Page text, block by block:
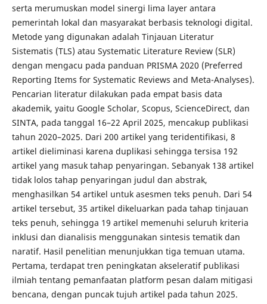
serta merumuskan model sinergi lima layer antara
pemerintah lokal dan masyarakat berbasis teknologi digital.
Metode yang digunakan adalah Tinjauan Literatur
Sistematis (TLS) atau Systematic Literature Review (SLR)
dengan mengacu pada panduan PRISMA 2020 (Preferred
Reporting Items for Systematic Reviews and Meta-Analyses).
Pencarian literatur dilakukan pada empat basis data
akademik, yaitu Google Scholar, Scopus, ScienceDirect, dan
SINTA, pada tanggal 16–22 April 2025, mencakup publikasi
tahun 2020–2025. Dari 200 artikel yang teridentifikasi, 8
artikel dieliminasi karena duplikasi sehingga tersisa 192
artikel yang masuk tahap penyaringan. Sebanyak 138 artikel
tidak lolos tahap penyaringan judul dan abstrak,
menghasilkan 54 artikel untuk asesmen teks penuh. Dari 54
artikel tersebut, 35 artikel dikeluarkan pada tahap tinjauan
teks penuh, sehingga 19 artikel memenuhi seluruh kriteria
inklusi dan dianalisis menggunakan sintesis tematik dan
naratif. Hasil penelitian menunjukkan tiga temuan utama.
Pertama, terdapat tren peningkatan akseleratif publikasi
ilmiah tentang pemanfaatan platform pesan dalam mitigasi
bencana, dengan puncak tujuh artikel pada tahun 2025.